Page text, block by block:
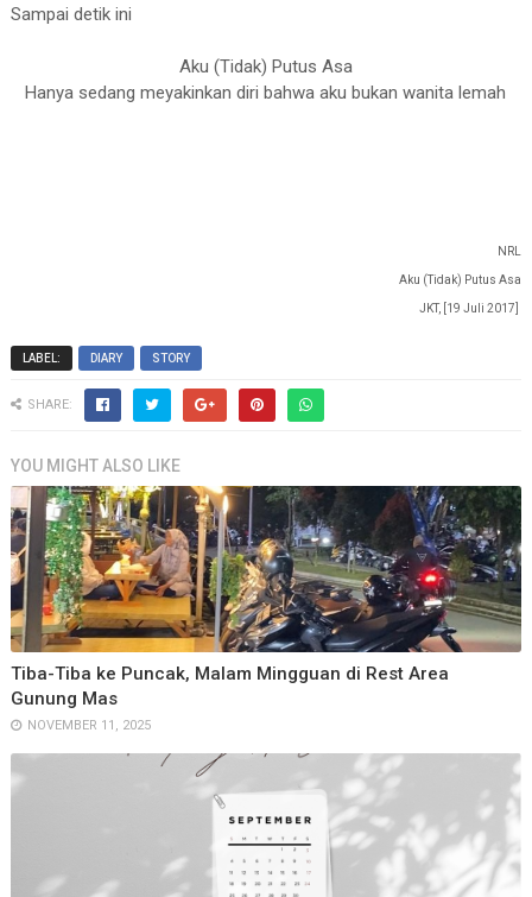
Sampai detik ini
Aku (Tidak) Putus Asa
Hanya sedang meyakinkan diri bahwa aku bukan wanita lemah
NRL
Aku (Tidak) Putus Asa
JKT, [19 Juli 2017]
LABEL: DIARY STORY
SHARE:
YOU MIGHT ALSO LIKE
Tiba-Tiba ke Puncak, Malam Mingguan di Rest Area
Gunung Mas
NOVEMBER 11, 2025